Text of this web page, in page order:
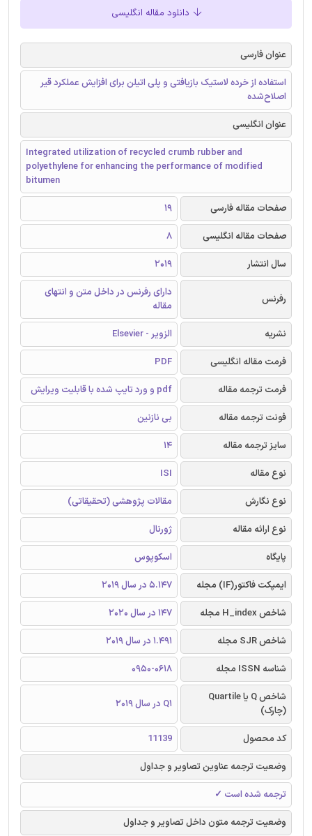
دانلود مقاله انگلیسی
عنوان فارسی
استفاده از خرده لاستیک بازیافتی و پلی اتیلن برای افزایش عملکرد قیر
اصلاح‌شده
عنوان انگلیسی
Integrated utilization of recycled crumb rubber and
polyethylene for enhancing the performance of modified
bitumen
صفحات مقاله فارسی
19
صفحات مقاله انگلیسی
8
سال انتشار
2019
رفرنس
دارای رفرنس در داخل متن و انتهای
مقاله
نشریه
الزویر - Elsevier
فرمت مقاله انگلیسی
PDF
فرمت ترجمه مقاله
pdf و ورد تایپ شده با قابلیت ویرایش
فونت ترجمه مقاله
بی نازنین
سایز ترجمه مقاله
14
نوع مقاله
ISI
نوع نگارش
مقالات پژوهشی (تحقیقاتی)
نوع ارائه مقاله
ژورنال
پایگاه
اسکوپوس
ایمپکت فاکتور(IF) مجله
5.147 در سال 2019
شاخص H_index مجله
147 در سال 2020
شاخص SJR مجله
1.491 در سال 2019
شناسه ISSN مجله
0950-0618
شاخص Q یا Quartile
(چارک)
Q1 در سال 2019
کد محصول
11139
وضعیت ترجمه عناوین تصاویر و جداول
ترجمه شده است ✓
وضعیت ترجمه متون داخل تصاویر و جداول